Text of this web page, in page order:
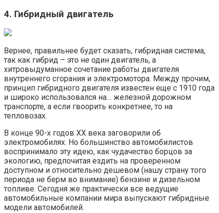
4. Гибридный двигатель
Вернее, правильнее будет сказать, гибридная система,
так как гибрид – это не один двигатель, а
хитровыдуманное сочетание работы двигателя
внутреннего сгорания и электромотора. Между прочим,
принцип гибридного двигателя известен еще с 1910 года
и широко использовался на… железной дорожном
транспорте, а если гвоорить конкретнее, то на
тепловозах.
В конце 90-х годов ХХ века заговорили об
электромобилях. Но большинство автомобилистов
воспринимало эту идею, как чудачество борцов за
экологию, предпочитая ездить на проверенном
доступном и относительно дешевом (нашу страну того
периода не берм во внимание) бензине и дизельном
топливе. Сегодня же практически все ведущие
автомобильные компании мира выпускают гибридные
модели автомобилей.